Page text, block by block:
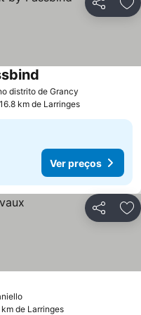
Partilhar
distrito de Grancy
km de Larringes
Ver preços
Partilhar
de Larringes